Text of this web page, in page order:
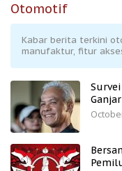
Otomotif
Kabar berita terkini
manufaktur, fitur